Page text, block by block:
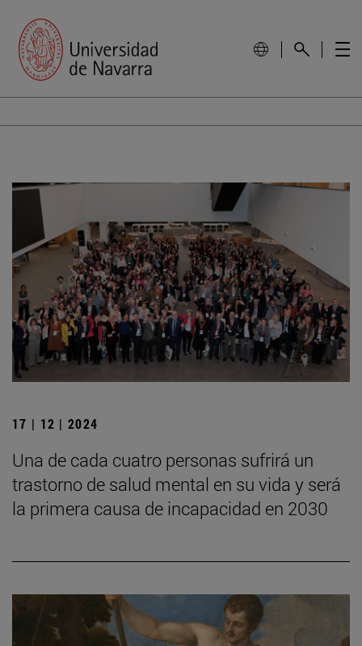
17 | 12 | 2024
Una de cada cuatro personas sufrirá un
trastorno de salud mental en su vida y será
la primera causa de incapacidad en 2030